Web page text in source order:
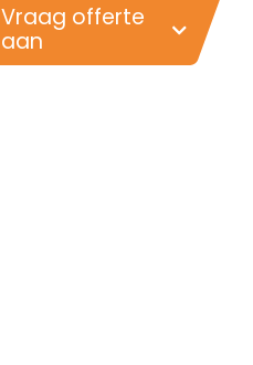
Vraag offerte
aan